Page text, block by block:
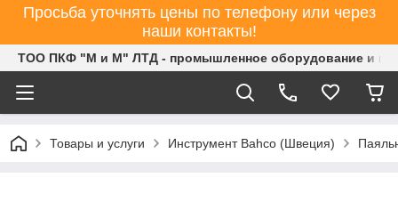
Просьба уточнять цены по телефону или через
наши контакты!
ТОО ПКФ "М и М" ЛТД - промышленное оборудование и
Товары и услуги Инструмент Bahco (Швеция)